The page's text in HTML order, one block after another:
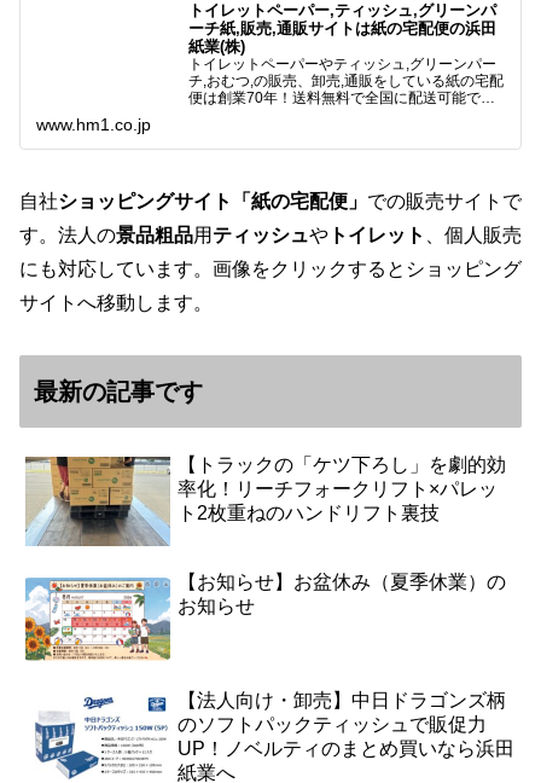
トイレットペーパー,ティッシュ,グリーンパ
ーチ紙,販売,通販サイトは紙の宅配便の浜田
紙業(株)
トイレットペーパーやティッシュ,グリーンパー
チ,おむつ,の販売、卸売,通販をしている紙の宅配
便は創業70年！送料無料で全国に配送可能で
様と歩んでまいりま…
www.hm1.co.jp
自社ショッピングサイト「紙の宅配便」 での販売サイトで
す。法人の景品粗品用 ティッシュや トイレット
、個人販売
にも対応しています。画像をクリックするとショッピング
サイトへ移動します。
最新の記事です
【トラックの「ケツ下ろし」を劇的効
率化！リーチフォークリフト×パレッ
ト2枚重ねのハンドリフト裏技
【お知らせ】お盆休み（夏季休業）の
お知らせ
【法人向け・卸売】中日ドラゴンズ柄
のソフトパックティッシュで販促力
UP！ノベルティのまとめ買いなら浜田
紙業へ